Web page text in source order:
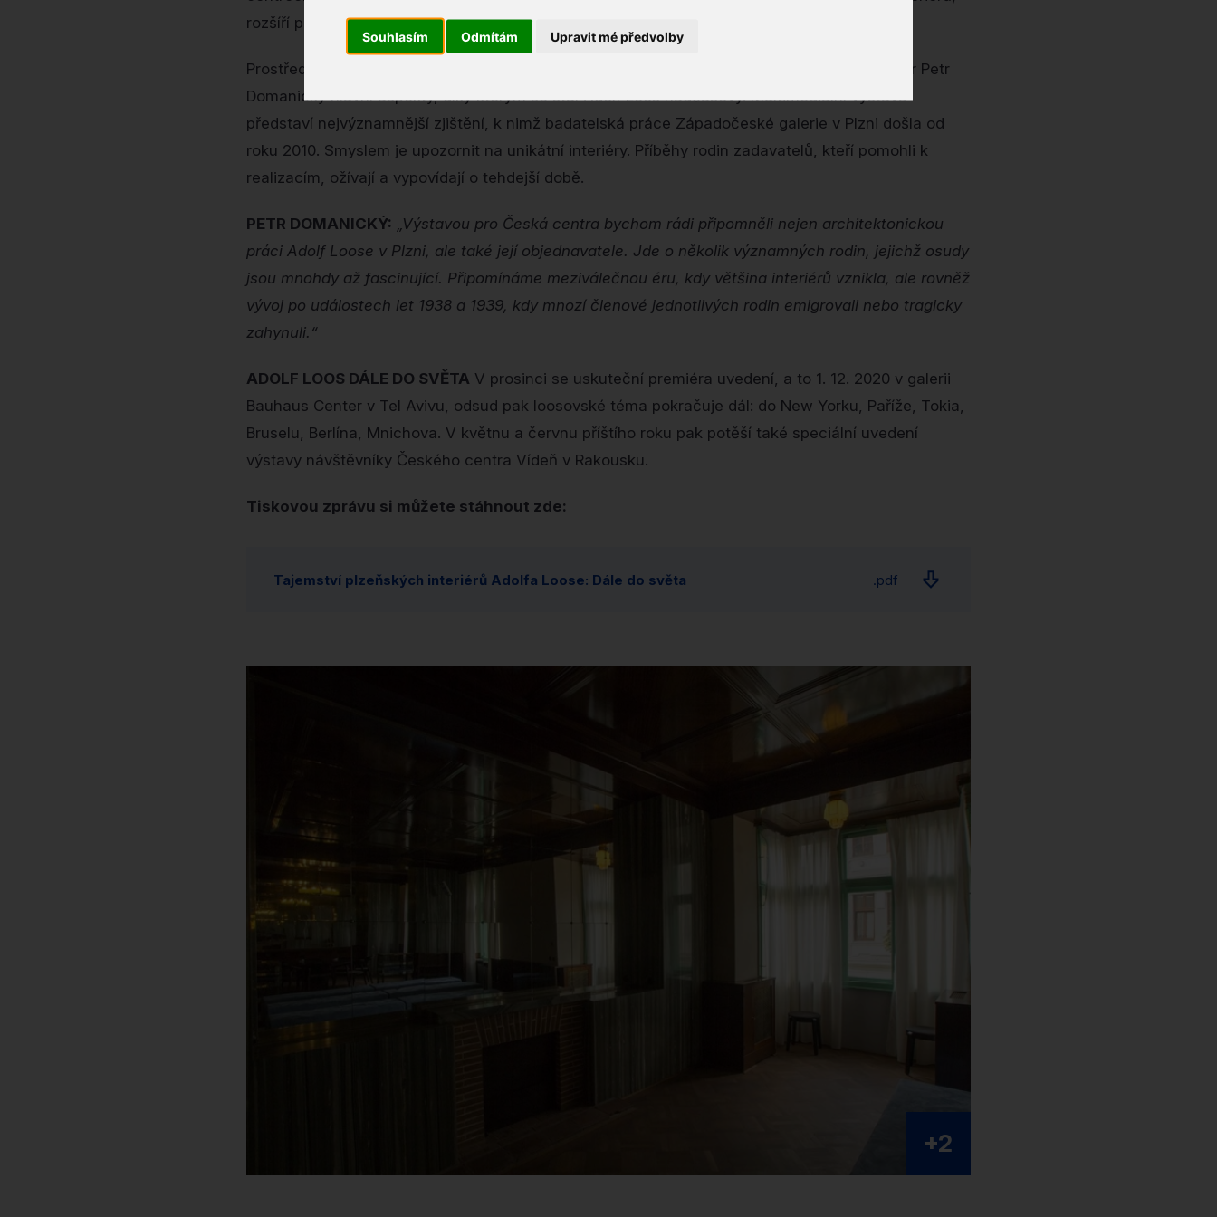
Souhlasím Odmítám Upravit mé předvolby
rozšíří po světových metropolích.“
Prostřednictvím historických fotografií a textů na velkoformátových panelech přibližuje autor Petr
Domanický hlavní aspekty, díky kterým se stal Adolf Loos nadčasový. Multimediální výstava
představí nejvýznamnější zjištění, k nimž badatelská práce Západočeské galerie v Plzni došla od
roku 2010. Smyslem je upozornit na unikátní interiéry. Příběhy rodin zadavatelů, kteří pomohli k
realizacím, ožívají a vypovídají o tehdejší době.
PETR DOMANICKÝ: „Výstavou pro Česká centra bychom rádi připomněli nejen architektonickou
práci Adolf Loose v Plzni, ale také její objednavatele. Jde o několik významných rodin, jejichž osudy
jsou mnohdy až fascinující. Připomínáme meziválečnou éru, kdy většina interiérů vznikla, ale rovněž
vývoj po událostech let 1938 a 1939, kdy mnozí členové jednotlivých rodin emigrovali nebo tragicky
zahynuli.“
ADOLF LOOS DÁLE DO SVĚTA V prosinci se uskuteční premiéra uvedení, a to 1. 12. 2020 v galerii
Bauhaus Center v Tel Avivu, odsud pak loosovské téma pokračuje dál: do New Yorku, Paříže, Tokia,
Bruselu, Berlína, Mnichova. V květnu a červnu příštího roku pak potěší také speciální uvedení
výstavy návštěvníky Českého centra Vídeň v Rakousku.
Tiskovou zprávu si můžete stáhnout zde:
Tajemství plzeňských interiérů Adolfa Loose: Dále do světa .pdf